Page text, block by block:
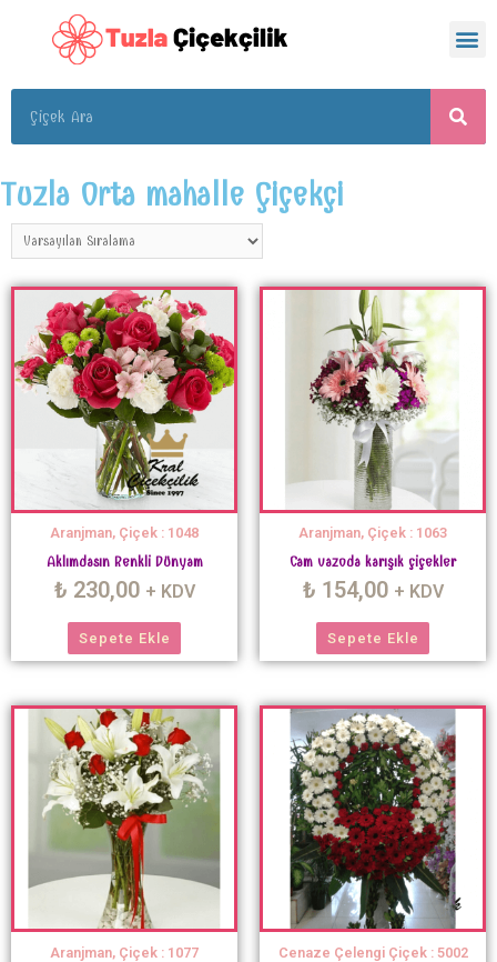
Tuzla Orta mahalle Çiçekçi
Aranjman, Çiçek : 1048
Aklımdasın Renkli Dünyam
₺ 230,00 + KDV
Sepete Ekle
Aranjman, Çiçek : 1063
Cam vazoda karışık çiçekler
₺ 154,00 + KDV
Sepete Ekle
Aranjman, Çiçek : 1077 Cenaze Çelengi Çiçek : 5002